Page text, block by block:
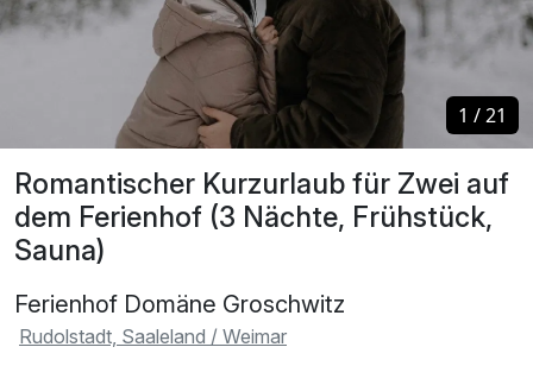
Romantischer Kurzurlaub für Zwei auf
dem Ferienhof (3 Nächte, Frühstück,
Sauna)
Ferienhof Domäne Groschwitz
Rudolstadt, Saaleland / Weimar
1 /21
1 /21